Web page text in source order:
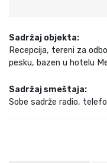
Sadržaj objekta:
Recepcija, tereni za
pesku, bazen u hotelu
Sadržaj smeštaja:
Sobe sadrže radio,